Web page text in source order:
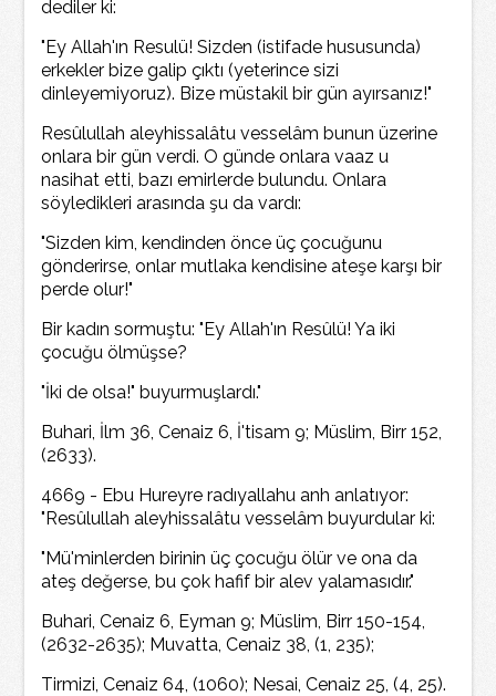
dediler ki:
"Ey Allah'ın Resulü! Sizden (istifade hususunda)
erkekler bize galip çıktı (yeterince sizi
dinleyemiyoruz). Bize müstakil bir gün ayırsanız!"
Resûlullah aleyhissalâtu vesselâm bunun üzerine
onlara bir gün verdi. O günde onlara vaaz u
nasihat etti, bazı emirlerde bulundu. Onlara
söyledikleri arasında şu da vardı:
"Sizden kim, kendinden önce üç çocuğunu
gönderirse, onlar mutlaka kendisine ateşe karşı bir
perde olur!"
Bir kadın sormuştu: "Ey Allah'ın Resûlü! Ya iki
çocuğu ölmüşse?
"İki de olsa!" buyurmuşlardı."
Buhari, İlm 36, Cenaiz 6, İ'tisam 9; Müslim, Birr 152,
(2633).
4669 - Ebu Hureyre radıyallahu anh anlatıyor:
"Resûlullah aleyhissalâtu vesselâm buyurdular ki:
"Mü'minlerden birinin üç çocuğu ölür ve ona da
ateş değerse, bu çok hafif bir alev yalamasıdır."
Buhari, Cenaiz 6, Eyman 9; Müslim, Birr 150-154,
(2632-2635); Muvatta, Cenaiz 38, (1, 235);
Tirmizi, Cenaiz 64, (1060); Nesai, Cenaiz 25, (4, 25).